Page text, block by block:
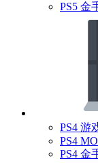
PS5 金
PS4 游
PS4
PS4 金